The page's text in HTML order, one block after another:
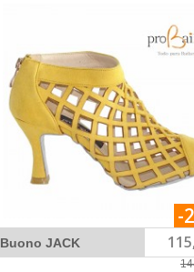
Buono JACK
-